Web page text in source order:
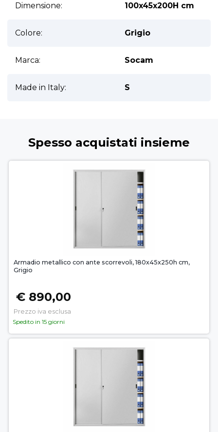
Dimensione: 100x45x200H cm
Colore: Grigio
Marca: Socam
Made in Italy: S
Spesso acquistati insieme
Armadio metallico con ante scorrevoli, 180x45x250h cm,
Grigio
€ 890,00
Prezzo iva esclusa
Spedito in 15 giorni